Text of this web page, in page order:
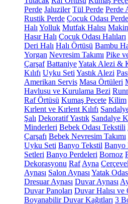
Perde Jaluziler Tül Perde Perde
Rustik Perde Çocuk Odası
Halı Yolluk Mutfak Halısı
Hasır Halı Çocuk Odası Halıları
Deri Halı Halı Örtüsü Bambu
Yorgan Nevresim Takımı Pike
Çarşaf BattaniyeYatak Alezi &
Kılıfı Uyku Seti Yastık Alezi
Amerikan Servis Masa Örtüleri
Havlusu ve Kurulama Bezi
Raf Örtüsü Kumaş Peçete Kilim
Kırlent ve Kırlent Kılıfı
Şalı Dekoratif Yastık Sandalye
Minderleri Bebek Odası Tekstili
Çarşafı Bebek Nevresim Takımı
Uyku Seti Banyo Tekstil Banyo
Setleri Banyo Perdeleri Bornoz
Dekorasyonu Raf Ayna
Aynası Salon Aynası Yatak
Dresuar Aynası Duvar Aynası
Duvar Panoları Duvar Halısı ve
Boyanabilir Duvar Kağıtları 3